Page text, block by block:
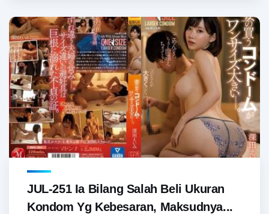
JUL-251 Ia Bilang Salah Beli Ukuran
Kondom Yg Kebesaran, Maksudnya...